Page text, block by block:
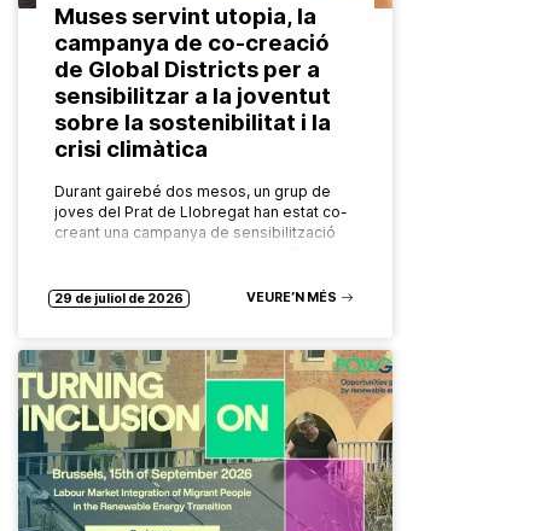
Muses servint utopia, la
campanya de co-creació
de Global Districts per a
sensibilitzar a la joventut
sobre la sostenibilitat i la
crisi climàtica
Durant gairebé dos mesos, un grup de
joves del Prat de Llobregat han estat co-
creant una campanya de sensibilització
29 de juliol de 2026 VEURE’N MÉS